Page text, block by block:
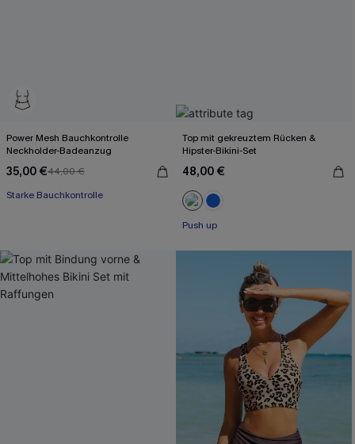
Power Mesh Bauchkontrolle
Neckholder-Badeanzug
35,00 €44,00 €
Starke Bauchkontrolle
Top mit gekreuztem Rücken &
Hipster-Bikini-Set
48,00 €
Push up